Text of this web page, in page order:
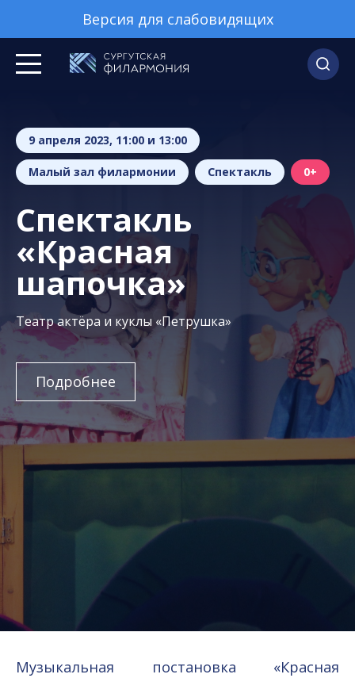
Версия для слабовидящих
9 апреля 2023, 11:00 и 13:00
Малый зал филармонии Спектакль 0+
Спектакль
«Красная
шапочка»
Театр актёра и куклы «Петрушка»
Подробнее
Музыкальная постановка «Красная